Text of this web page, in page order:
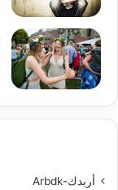
أربدك-Arbdk